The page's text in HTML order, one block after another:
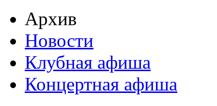
Архив
Новости
Клубная афиша
Концертная афиша